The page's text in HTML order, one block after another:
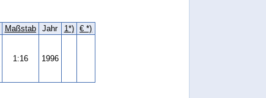
Maßstab Jahr 1*) € *)
1:16 1996